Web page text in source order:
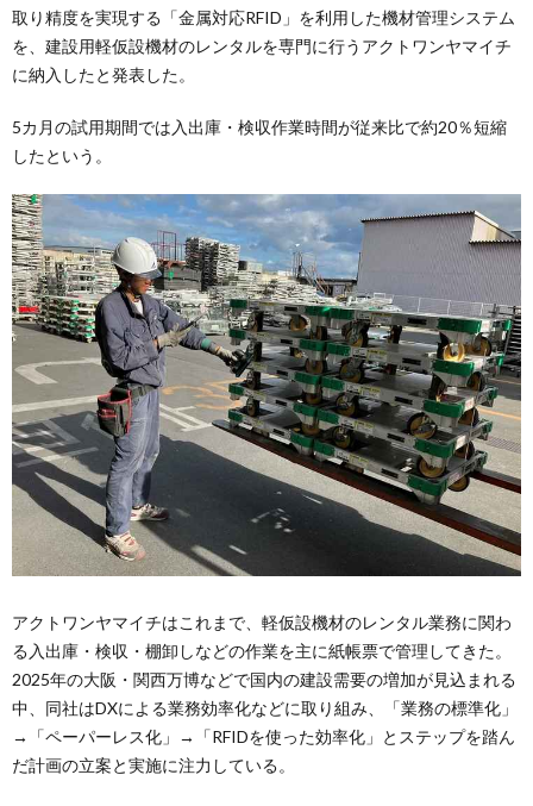
取り精度を実現する「金属対応RFID」を利用した機材管理システム
を、建設用軽仮設機材のレンタルを専門に行うアクトワンヤマイチ
に納入したと発表した。
5カ月の試用期間では入出庫・検収作業時間が従来比で約20％短縮
したという。
アクトワンヤマイチはこれまで、軽仮設機材のレンタル業務に関わ
る入出庫・検収・棚卸しなどの作業を主に紙帳票で管理してきた。
2025年の大阪・関西万博などで国内の建設需要の増加が見込まれる
中、同社はDXによる業務効率化などに取り組み、「業務の標準化」
→「ペーパーレス化」→「RFIDを使った効率化」とステップを踏ん
だ計画の立案と実施に注力している。